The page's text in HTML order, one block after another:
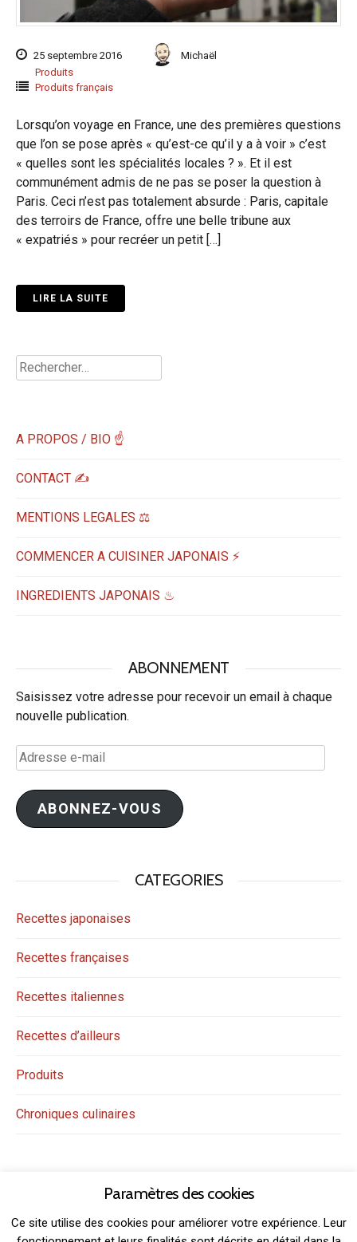
25 septembre 2016
Michaël
Produits
Produits français
Lorsqu’on voyage en France, une des premières questions
que l’on se pose après « qu’est-ce qu’il y a à voir » c’est
« quelles sont les spécialités locales ? ». Et il est
communément admis de ne pas se poser la question à
Paris. Ceci n’est pas totalement absurde : Paris, capitale
des terroirs de France, offre une belle tribune aux
« expatriés » pour recréer un petit […]
LIRE LA SUITE
Rechercher :
A PROPOS / BIO ☝
CONTACT ✍️
MENTIONS LEGALES ⚖️
COMMENCER A CUISINER JAPONAIS ⚡
INGREDIENTS JAPONAIS ♨
ABONNEMENT
Saisissez votre adresse pour recevoir un email à chaque
nouvelle publication.
Adresse
e-
mail
ABONNEZ-VOUS
CATEGORIES
Recettes japonaises
Recettes françaises
Recettes italiennes
Recettes d’ailleurs
Produits
Chroniques culinaires
Paramètres des cookies
Ce site utilise des cookies pour améliorer votre expérience. Leur